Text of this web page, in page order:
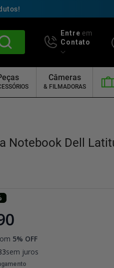
Entre em
Contato
Câmeras
& FILMADORAS
Notebook Dell
5% OFF
sem juros